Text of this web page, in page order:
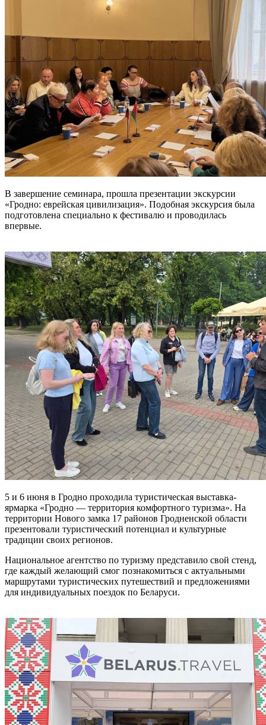
В завершение семинара, прошла презентации экскурсии
«Гродно: еврейская цивилизация». Подобная экскурсия была
подготовлена специально к фестивалю и проводилась
впервые.
5 и 6 июня в Гродно проходила туристическая выставка-
ярмарка «Гродно — территория комфортного туризма». На
территории Нового замка 17 районов Гродненской области
презентовали туристический потенциал и культурные
традиции своих регионов.
Национальное агентство по туризму представило свой стенд,
где каждый желающий смог познакомиться с актуальными
маршрутами туристических путешествий и предложениями
для индивидуальных поездок по Беларуси.